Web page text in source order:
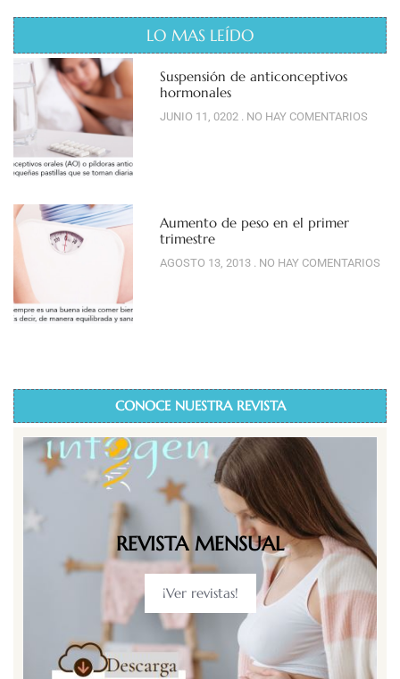
LO MAS LEÍDO
Suspensión de anticonceptivos
hormonales
JUNIO 11, 0202 NO HAY COMENTARIOS
Aumento de peso en el primer
trimestre
AGOSTO 13, 2013 NO HAY COMENTARIOS
CONOCE NUESTRA REVISTA
REVISTA MENSUAL
¡Ver revistas!